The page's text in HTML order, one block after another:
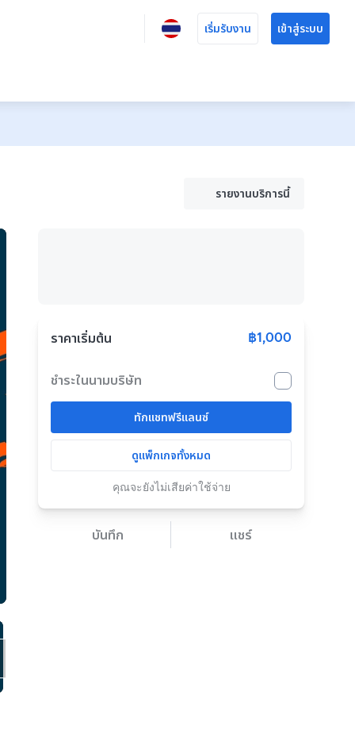
เริ่มรับงาน เข้าสู่ระบบ
รายงานบริการนี้
ราคาเริ่มต้น ฿1,000
ชำระในนามบริษัท
ทักแชทฟรีแลนซ์
ดูแพ็กเกจทั้งหมด
คุณจะยังไม่เสียค่าใช้จ่าย
บันทึก แชร์